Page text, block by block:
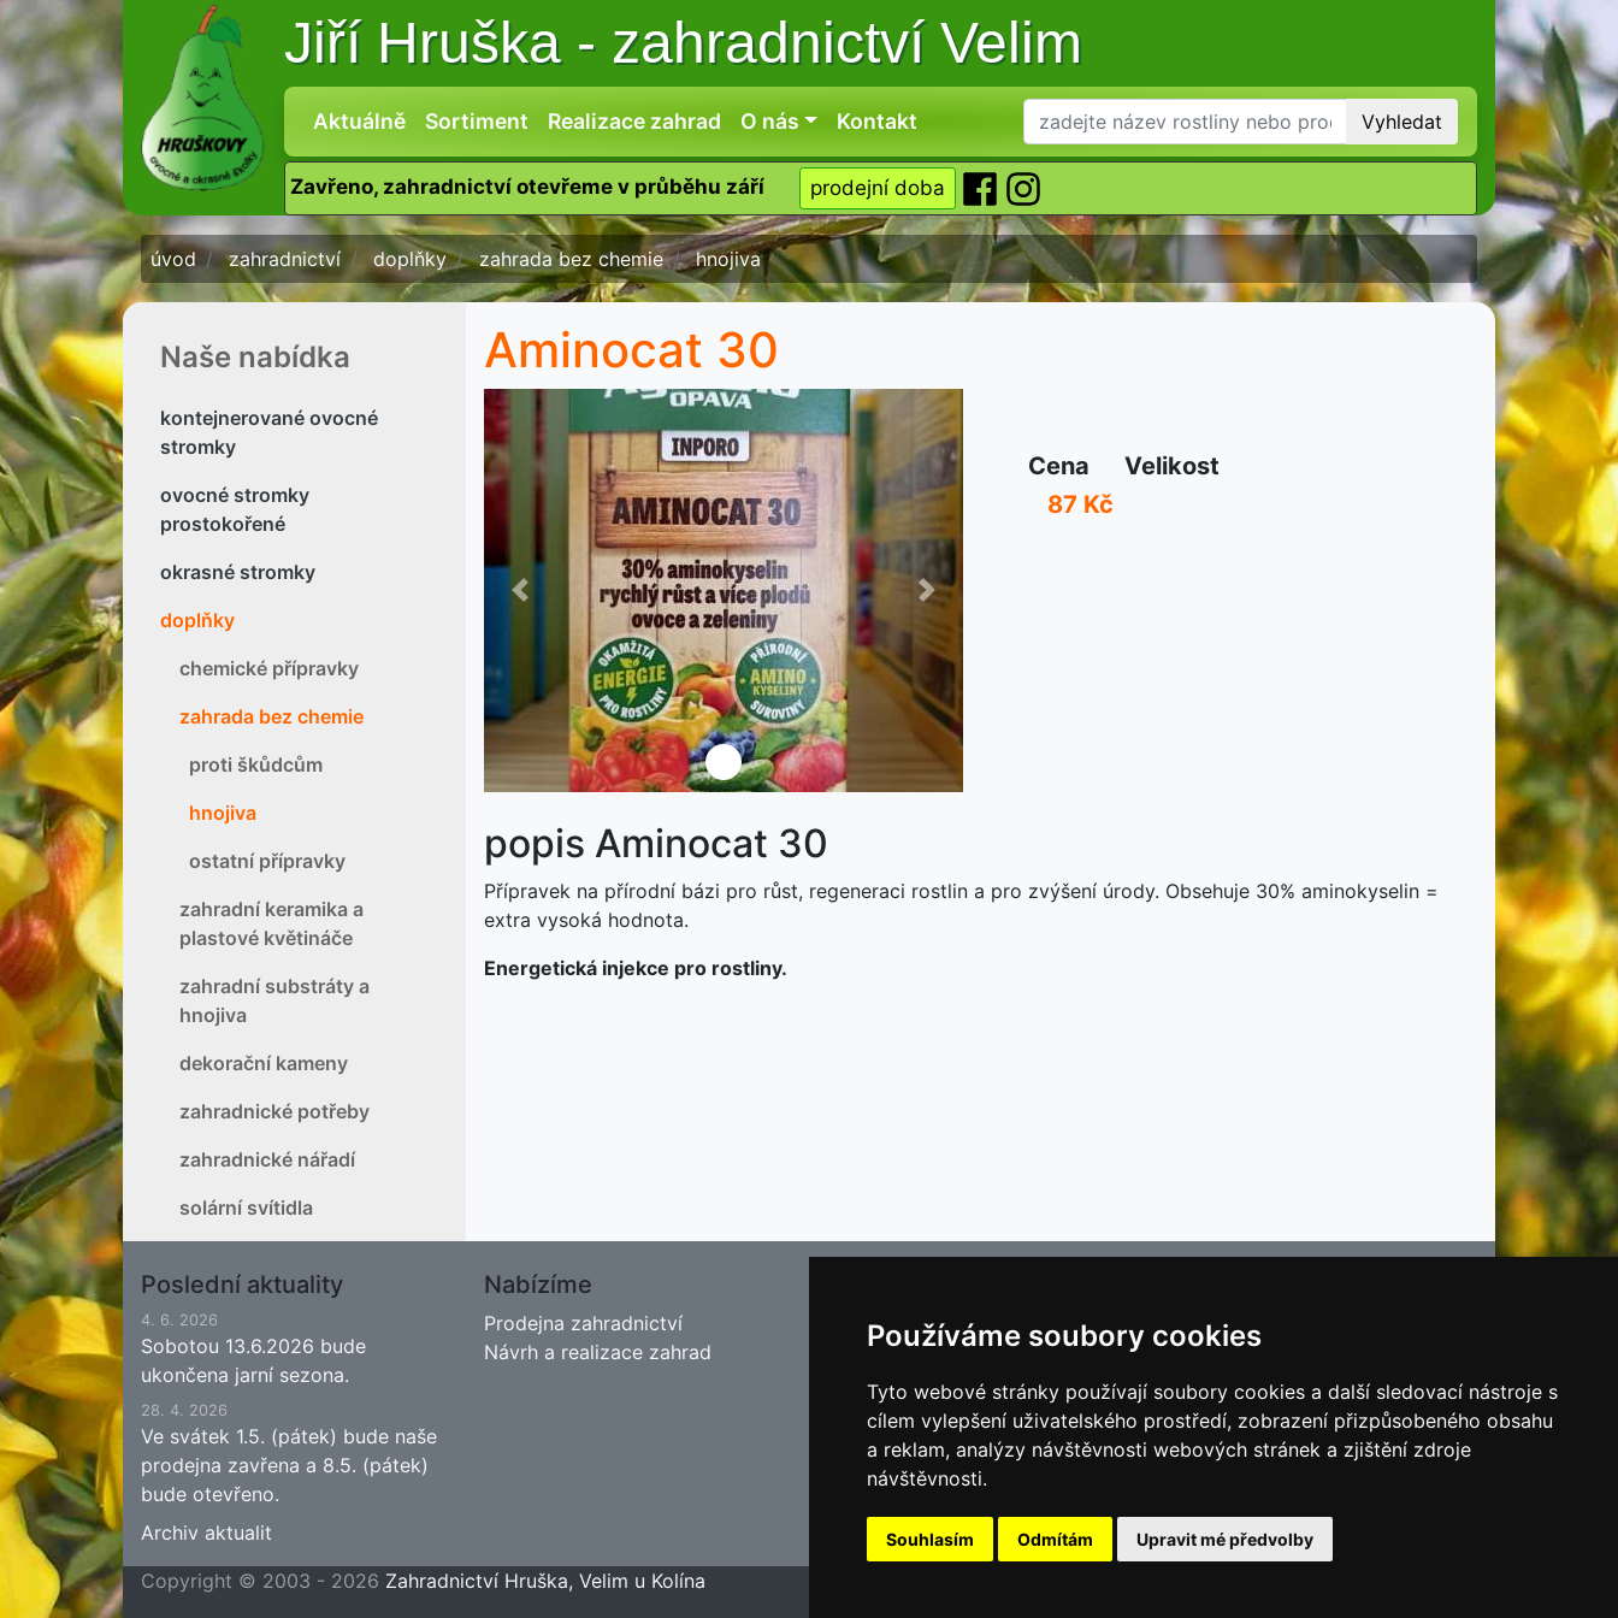
Používáme soubory cookies
Tyto webové stránky používají soubory cookies a další sledovací nástroje s
cílem vylepšení uživatelského prostředí, zobrazení přizpůsobeného obsahu
a reklam, analýzy návštěvnosti webových stránek a zjištění zdroje
návštěvnosti.
Souhlasím Odmítám Upravit mé předvolby
Jiří Hruška -zahradnictví Velim
Aktuálně Sortiment Realizace zahrad O nás Kontakt Vyhledat
Zavřeno, zahradnictví otevřeme v průběhu září prodejní doba
úvod zahradnictví doplňky zahrada bez chemie hnojiva
Naše nabídka
kontejnerované ovocné
stromky
ovocné stromky
prostokořené
okrasné stromky
doplňky
chemické přípravky
zahrada bez chemie
proti škůdcům
hnojiva
ostatní přípravky
zahradní keramika a
plastové květináče
zahradní substráty a
hnojiva
dekorační kameny
zahradnické potřeby
zahradnické nářadí
solární svítidla
Aminocat 30
Předchozí Další
Cena
Velikost
87 Kč
popis Aminocat 30
Přípravek na přírodní bázi pro růst, regeneraci rostlin a pro zvýšení úrody. Obsehuje 30% aminokyselin =
extra vysoká hodnota.
Energetická injekce pro rostliny.
Poslední aktuality
4. 6. 2026
Sobotou 13.6.2026 bude
ukončena jarní sezona.
28. 4. 2026
Ve svátek 1.5. (pátek) bude naše
prodejna zavřena a 8.5. (pátek)
bude otevřeno.
Archiv aktualit
Nabízíme
Prodejna zahradnictví
Návrh a realizace zahrad
Kontakt
Facebook
Blog - Rady pro zahrádkáře
Historie
Copyright © 2003 - 2026 Zahradnictví Hruška, Velim u Kolína